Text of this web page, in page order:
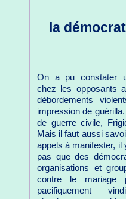
la
On a pu constater
chez les opposants
débordements
impression de
de guerre civile,
Mais il faut aussi
appels à manifester, il
pas que des
organisations et
contre le
pacifiquement